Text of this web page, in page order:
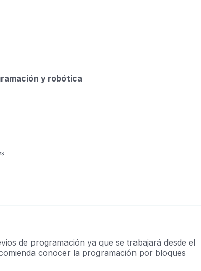
y robótica
de programación ya que se trabajará desde el
conocer la programación por bloques